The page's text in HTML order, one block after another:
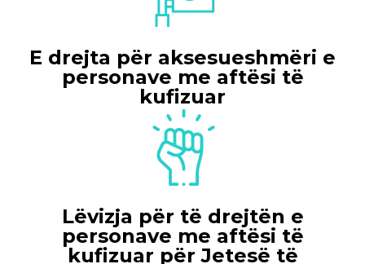
E drejta për aksesueshmëri e
personave me aftësi tё
kufizuar
Lëvizja për të drejtën e
personave me aftësi të
kufizuar për Jetesë tё